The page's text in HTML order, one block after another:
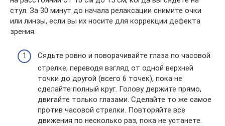
стул. За 30 минут до начала релаксации снимите очки
или линзы, если вы их носите для коррекции дефекта
зрения.
Сядьте ровно и поворачивайте глаза по часовой
стрелке, переводя взгляд от одной верхней
точки до другой (всего 6 точек), пока не
сделайте полный круг. Голову держите прямо,
двигайте только глазами. Сделайте то же самое
против часовой стрелки. Повторяйте все
движения по несколько раз, пока не устанете.